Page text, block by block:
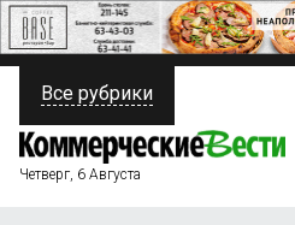
ПОЛИТИКА
ФИНАНСЫ
Все рубрики
Четверг, 6 Августа